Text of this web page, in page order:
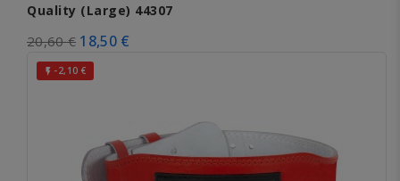
Quality (Large) 44307
20,60 € 18,50 €
 -2,10 €